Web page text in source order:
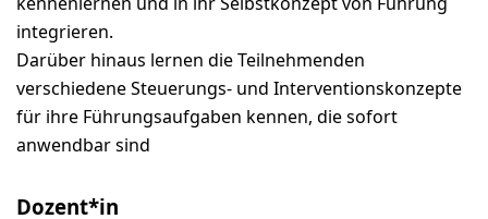
integrieren.
Darüber hinaus lernen die Teilnehmenden
verschiedene Steuerungs- und Interventionskonzepte
für ihre Führungsaufgaben kennen, die sofort
anwendbar sind
Dozent*in